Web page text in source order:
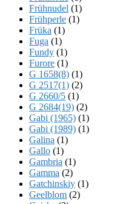
Frühnudel (1)
Frühperle (1)
Früka (1)
Fuga (1)
Fundy (1)
Furore (1)
G 1658(8) (1)
G 2517(1) (2)
G 2660/5 (1)
G 2684(19) (2)
Gabi (1965) (1)
Gabi (1989) (1)
Galina (1)
Gallo (1)
Gambria (1)
Gamma (2)
Gatchinskiy (1)
Geelblom (2)